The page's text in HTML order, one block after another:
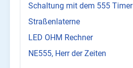
Schaltung mit dem 555 Timer
Straßenlaterne
LED OHM Rechner
NE555, Herr der Zeiten